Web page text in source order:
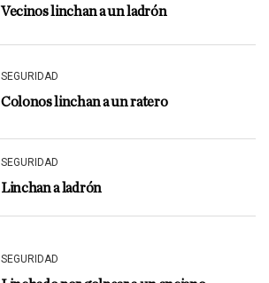
Vecinos linchan a un ladrón
SEGURIDAD
Colonos linchan a un ratero
SEGURIDAD
Linchan a ladrón
SEGURIDAD